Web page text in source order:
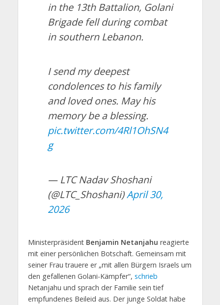
in the 13th Battalion, Golani
Brigade fell during combat
in southern Lebanon.
I send my deepest
condolences to his family
and loved ones. May his
memory be a blessing.
pic.twitter.com/4Rl1OhSN4
g
— LTC Nadav Shoshani
(@LTC_Shoshani)April 30,
2026
Ministerpräsident Benjamin Netanjahu reagierte
mit einer persönlichen Botschaft. Gemeinsam mit
seiner Frau trauere er „mit allen Bürgern Israels um
den gefallenen Golani-Kämpfer“, schrieb
Netanjahu und sprach der Familie sein tief
empfundenes Beileid aus. Der junge Soldat habe